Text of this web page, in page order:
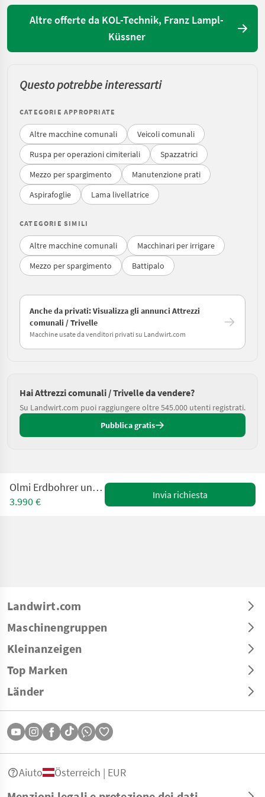
Altre offerte da KOL-Technik, Franz Lampl-
Küssner
Questo potrebbe interessarti
CATEGORIE APPROPRIATE
Altre macchine comunali
Veicoli comunali
Ruspa per operazioni cimiteriali
Spazzatrici
Mezzo per spargimento
Manutenzione prati
Aspirafoglie
Lama livellatrice
CATEGORIE SIMILI
Altre macchine comunali
Macchinari per irrigare
Mezzo per spargimento
Battipalo
Anche da privati: Visualizza gli annunci Attrezzi
comunali / Trivelle
Macchine usate da venditori privati su Landwirt.com
Hai Attrezzi comunali / Trivelle da vendere?
Su Landwirt.com puoi raggiungere oltre 545.000 utenti registrati.
Pubblica gratis
Olmi Erdbohrer und Ankerschrauber
3.990 €
Invia richiesta
Landwirt.com
Maschinengruppen
Kleinanzeigen
Top Marken
Länder
Aiuto Österreich | EUR